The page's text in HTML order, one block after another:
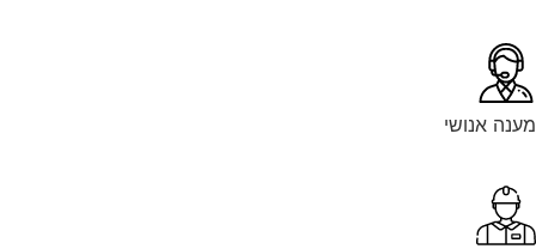
אנושי